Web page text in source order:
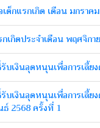
เด็กแรกเกิด เดือน มกราค
กเกิดประจำเดือน พฤศจิก
บเงินอุดหนุนเพื่อการเลี้ย
บเงินอุดหนุนเพื่อการเลี้ย
2568 ครั้งที่ 1